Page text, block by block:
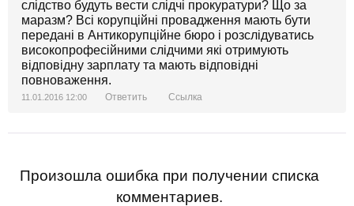
слідство будуть вести слідчі прокуратури? Що за
маразм? Всі корупційні провадження мають бути
передані в Антикорупційне бюро і розслідуватись
високопрофесійними слідчими які отримують
відповідну зарплату та мають відповідні
повноваження.
11.01.2016 12:00 Ответить Ссылка
Произошла ошибка при получении списка
комментариев.